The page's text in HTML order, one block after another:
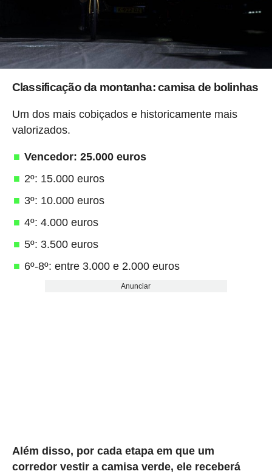
Classificação da montanha: camisa de bolinhas
Um dos mais cobiçados e historicamente mais
valorizados.
Vencedor: 25.000 euros
2º: 15.000 euros
3º: 10.000 euros
4º: 4.000 euros
5º: 3.500 euros
6º-8º: entre 3.000 e 2.000 euros
Anunciar
Além disso, por cada etapa em que um
corredor vestir a camisa verde, ele receberá